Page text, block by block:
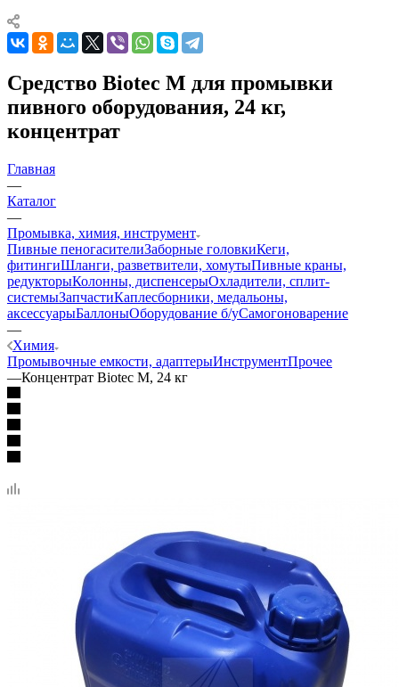
Средство Biotec М для промывки
пивного оборудования, 24 кг,
концентрат
Главная
—
Каталог
—
Промывка, химия, инструмент
Пивные пеногасителиЗаборные головкиКеги,
фитингиШланги, разветвители, хомутыПивные краны,
редукторыКолонны, диспенсерыОхладители, сплит-
системыЗапчастиКаплесборники, медальоны,
аксессуарыБаллоныОборудование б/уСамогоноварение
—
Химия
Промывочные емкости, адаптерыИнструментПрочее
—Концентрат Biotec M, 24 кг